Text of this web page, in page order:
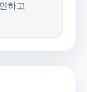
하고